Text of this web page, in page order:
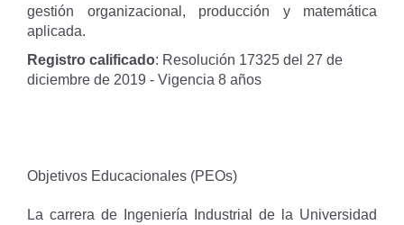
gestión organizacional, producción y matemática
aplicada.
Registro calificado: Resolución 17325 del 27 de
diciembre de 2019 - Vigencia 8 años
Objetivos Educacionales (PEOs)
La carrera de Ingeniería Industrial de la Universidad